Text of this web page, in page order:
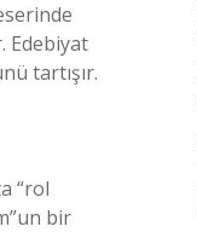
Edebiyat
tartışır.
“rol
bir